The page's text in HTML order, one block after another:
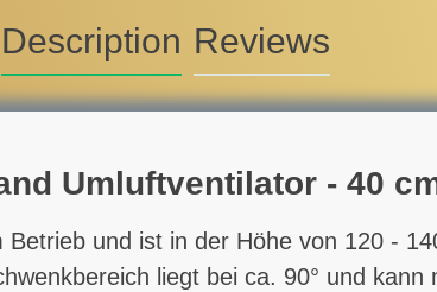
Description Reviews
Umluftventilator - 40
und ist in der Höhe von 120 -
liegt bei ca. 90° und